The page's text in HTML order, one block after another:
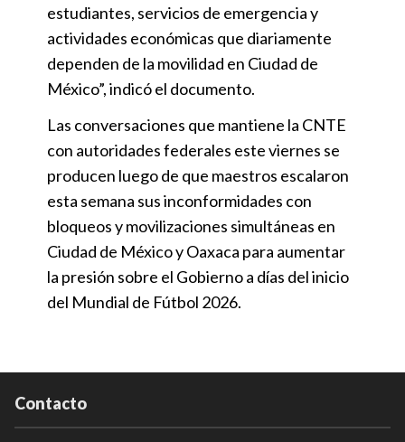
estudiantes, servicios de emergencia y
actividades económicas que diariamente
dependen de la movilidad en Ciudad de
México”, indicó el documento.
Las conversaciones que mantiene la CNTE
con autoridades federales este viernes se
producen luego de que maestros escalaron
esta semana sus inconformidades con
bloqueos y movilizaciones simultáneas en
Ciudad de México y Oaxaca para aumentar
la presión sobre el Gobierno a días del inicio
del Mundial de Fútbol 2026.
Contacto